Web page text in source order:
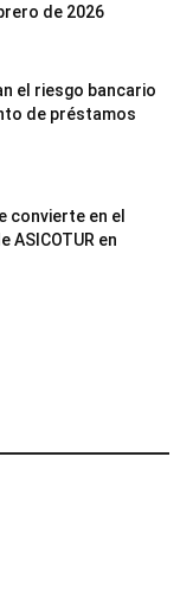
de 2026
el riesgo bancario
de préstamos
convierte en el
en